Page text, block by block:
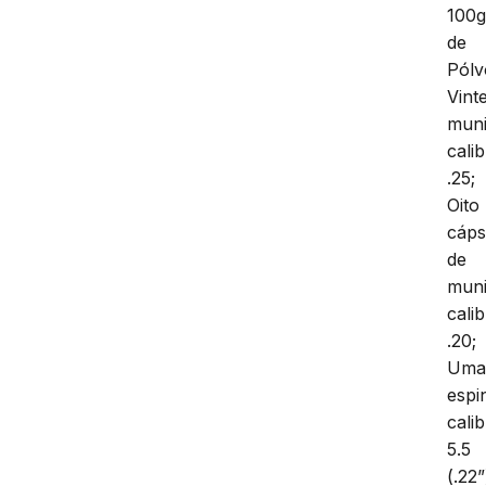
100g
de
.25;
Oito
de
.20;
Uma
5.5